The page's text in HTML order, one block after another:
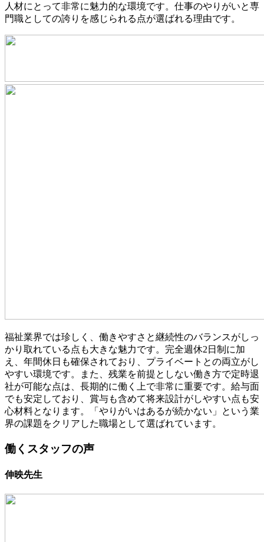
人材にとって非常に魅力的な環境です。仕事のやりがいと専
門職としての誇りを感じられる点が選ばれる理由です。
福祉業界では珍しく、働きやすさと継続性のバランスがしっ
かり取れている点も大きな魅力です。完全週休2日制に加
え、年間休日も確保されており、プライベートとの両立がし
やすい環境です。また、残業を前提としない働き方で定時退
社が可能な点は、長期的に働く上で非常に重要です。給与面
でも安定しており、賞与も含めて将来設計がしやすい点も安
心材料となります。「やりがいはあるが続かない」という業
界の課題をクリアした職場として選ばれています。
働くスタッフの声
伸映先生